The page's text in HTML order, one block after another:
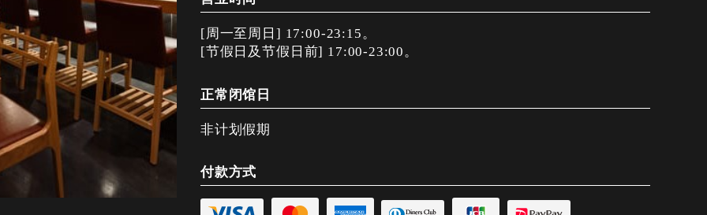
[周一至周日] 17:00-23:15。
[节假日及节假日前] 17:00-23:00。
正常闭馆日
非计划假期
付款方式